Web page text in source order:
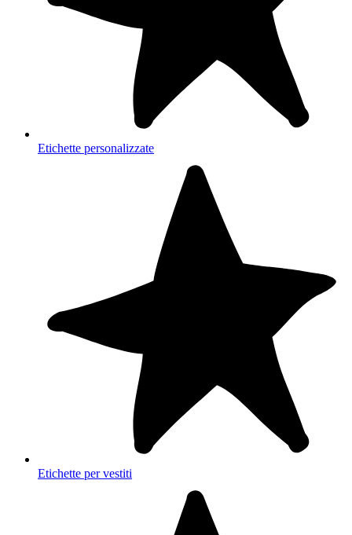
Etichette personalizzate
Etichette per vestiti